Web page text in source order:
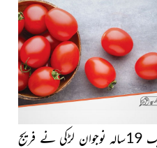
چند ماہ پہلے کی بات ہے کہ ایک 19سالہ نوجوان لڑکی نے فریج